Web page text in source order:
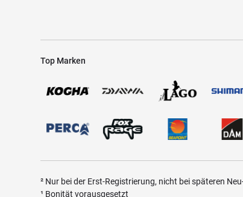
Top Marken
² Nur bei der Erst-Registrierung, nicht bei späteren
¹ Bonität vorausgesetzt